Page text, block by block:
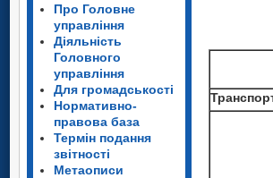
Про Головне
управління
Діяльність
Головного
управління
Для громадськості
Нормативно-
правова база
Термін подання
звітності
Метаописи